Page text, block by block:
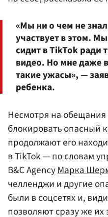
«Мы ни о чем не
участвует в этом.
сидит в TikTok ради
видео. Но мне даже
такие ужасы», —
ребенка.
Несмотря на
блокировать опасный
продолжают его
в TikTok — по словам
B&C AgencyМарка
челленджи и другие
были в соцсетях и,
позволяют сразу же их